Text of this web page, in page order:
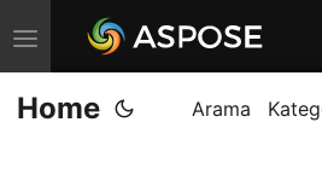
G
e
z
Home Arama